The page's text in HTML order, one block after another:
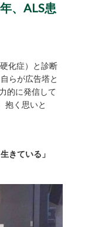
、ALS患
化症）と診断
らが広告塔と
的に発信して
抱く思いと
きている」